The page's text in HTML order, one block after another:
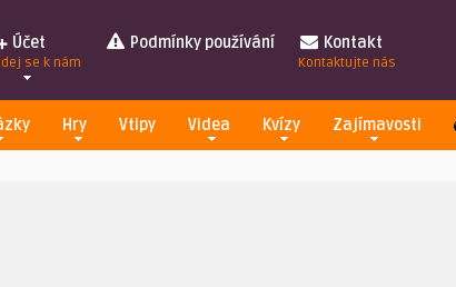
Účet
se k nám
Podmínky používání Kontakt
Kontaktujte nás
Hry Vtipy Videa Kvízy Zajímavosti